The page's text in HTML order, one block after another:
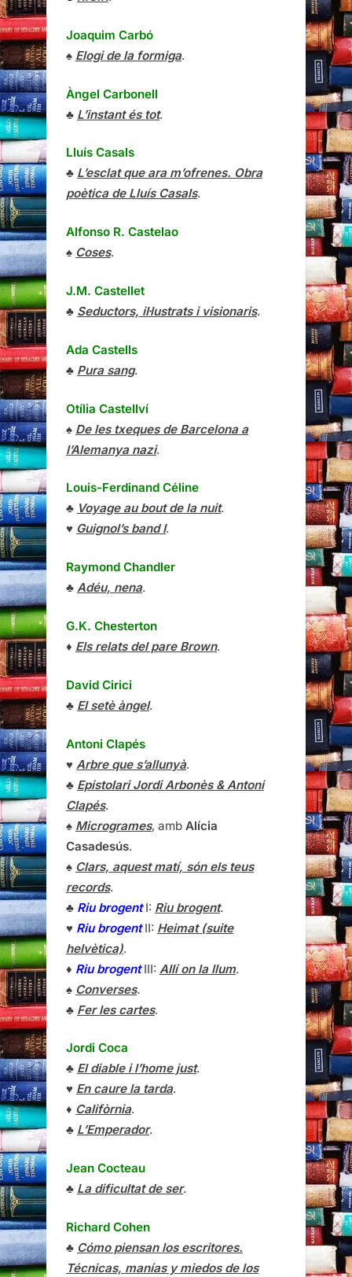
Joaquim Carbó
♠ Elogi de la formiga.
Àngel Carbonell
♣ L’instant és tot.
Lluís Casals
♣ L’esclat que ara m’ofrenes. Obra
poètica de Lluís Casals.
Alfonso R. Castelao
♠ Coses.
J.M. Castellet
♣ Seductors, il·lustrats i visionaris.
Ada Castells
♣ Pura sang.
Otília Castellví
♠ De les txeques de Barcelona a
l’Alemanya nazi.
Louis-Ferdinand Céline
♣ Voyage au bout de la nuit.
♥ Guignol’s band I.
Raymond Chandler
♣ Adéu, nena.
G.K. Chesterton
♦ Els relats del pare Brown.
David Cirici
♣ El setè àngel.
Antoni Clapés
♥ Arbre que s’allunyà.
♣ Epistolari Jordi Arbonès & Antoni
Clapés.
♠ Microgrames, amb Alícia
Casadesús.
♠ Clars, aquest matí, són els teus
records.
♣ Riu brogentI: Riu brogent.
♥ Riu brogentII: Heimat (suite
helvètica).
♦ Riu brogentIII: Allí on la llum.
♠ Converses.
♣ Fer les cartes.
Jordi Coca
♣ El diable i l’home just.
♥ En caure la tarda.
♦ Califòrnia.
♣ L’Emperador.
Jean Cocteau
♣ La dificultat de ser.
Richard Cohen
♣ Cómo piensan los escritores.
Técnicas, manías y miedos de los